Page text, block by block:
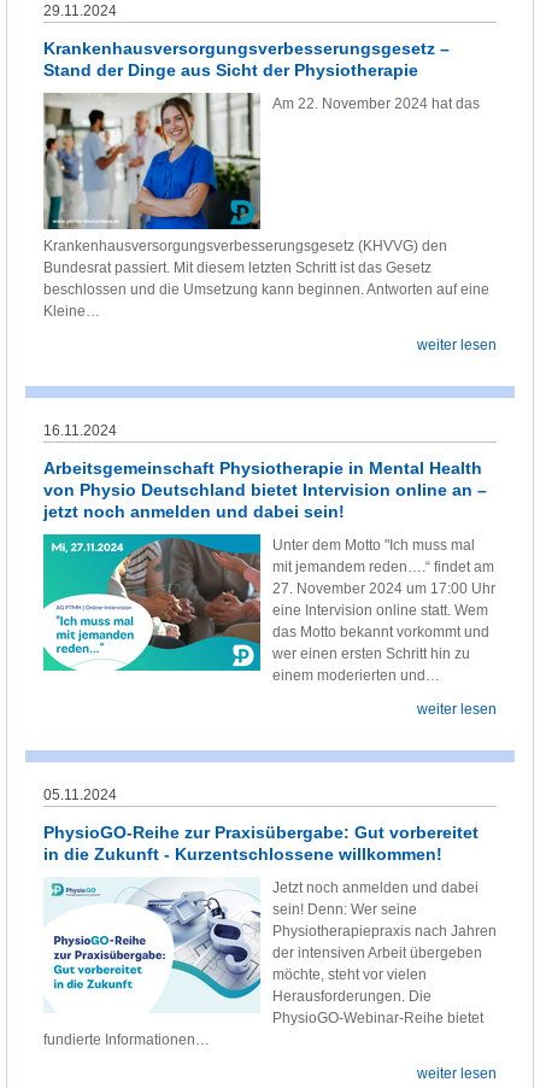
29.11.2024
Krankenhausversorgungsverbesserungsgesetz –
Stand der Dinge aus Sicht der Physiotherapie
Am 22. November 2024 hat das
Krankenhausversorgungsverbesserungsgesetz (KHVVG) den
Bundesrat passiert. Mit diesem letzten Schritt ist das Gesetz
beschlossen und die Umsetzung kann beginnen. Antworten auf eine
Kleine…
weiter lesen
16.11.2024
Arbeitsgemeinschaft Physiotherapie in Mental Health
von Physio Deutschland bietet Intervision online an –
jetzt noch anmelden und dabei sein!
Unter dem Motto "Ich muss mal
mit jemandem reden….“ findet am
27. November 2024 um 17:00 Uhr
eine Intervision online statt. Wem
das Motto bekannt vorkommt und
wer einen ersten Schritt hin zu
einem moderierten und…
weiter lesen
05.11.2024
PhysioGO-Reihe zur Praxisübergabe: Gut vorbereitet
in die Zukunft - Kurzentschlossene willkommen!
Jetzt noch anmelden und dabei
sein! Denn: Wer seine
Physiotherapiepraxis nach Jahren
der intensiven Arbeit übergeben
möchte, steht vor vielen
Herausforderungen. Die
PhysioGO-Webinar-Reihe bietet
fundierte Informationen…
weiter lesen